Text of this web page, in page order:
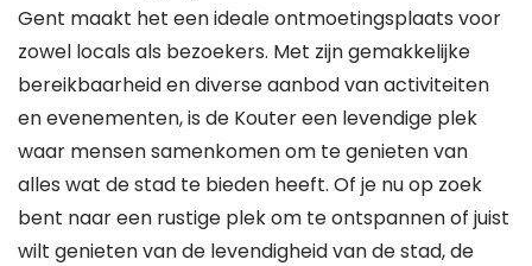
Gent maakt het een ideale ontmoetingsplaats voor
zowel locals als bezoekers. Met zijn gemakkelijke
bereikbaarheid en diverse aanbod van activiteiten
en evenementen, is de Kouter een levendige plek
waar mensen samenkomen om te genieten van
alles wat de stad te bieden heeft. Of je nu op zoek
bent naar een rustige plek om te ontspannen of juist
wilt genieten van de levendigheid van de stad, de